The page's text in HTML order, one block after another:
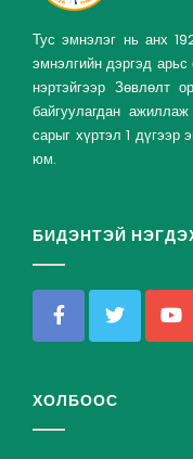
Тус эмнэлэг нь анх
эмнэлгийн дэргэд арьс
нэртэйгээр Зөвлөлт
байгуулагдан
сарыг хүртэл 1 дүгээр
юм.
БИДЭНТЭЙ
ХОЛБООС